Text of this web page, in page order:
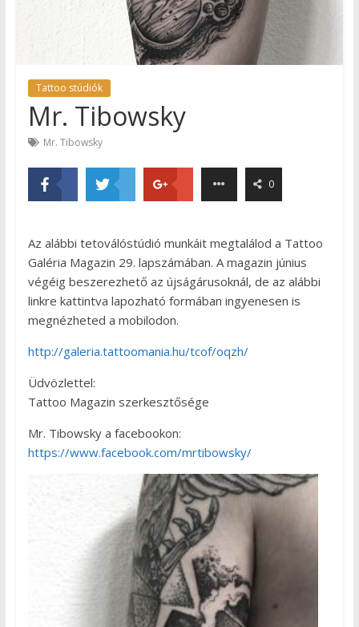
Tattoo stúdiók
Mr. Tibowsky
Mr. Tibowsky
0
Az alábbi tetoválóstúdió munkáit megtalálod a Tattoo
Galéria Magazin 29. lapszámában. A magazin június
végéig beszerezhető az újságárusoknál, de az alábbi
linkre kattintva lapozható formában ingyenesen is
megnézheted a mobilodon.
http://galeria.tattoomania.hu/tcof/oqzh/
Üdvözlettel:
Tattoo Magazin szerkesztősége
Mr. Tibowsky a facebookon:
https://www.facebook.com/mrtibowsky/